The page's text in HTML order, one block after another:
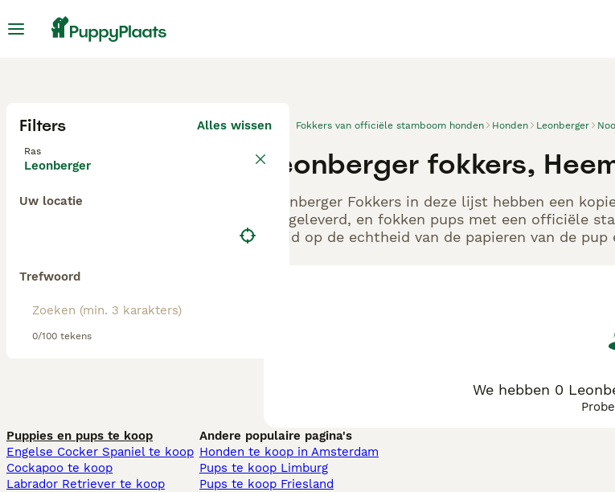
Filters Alles wissen
Ras
Leonberger
Uw locatie
Trefwoord
0/100 tekens
Fokkers van officiële stamboom honden Honden Leonberger
Leonberger fokkers,
Leonberger Fokkers in deze lijst hebben een
aangeleverd, en fokken pups met een officiële
altijd op de echtheid van de papieren van de
We hebben 0
Puppies en pups te koop
Engelse Cocker Spaniel te koop
Cockapoo te koop
Labrador Retriever te koop
Andere populaire pagina's
Honden te koop in Amsterdam
Pups te koop Limburg​
Pups te koop Friesland​